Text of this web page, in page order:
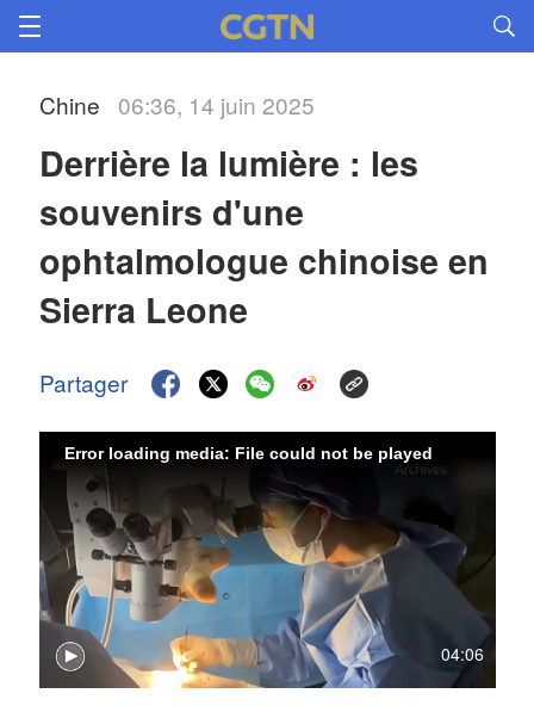
Chine 06:36, 14 juin 2025
Derrière la lumière : les
souvenirs d'une
ophtalmologue chinoise en
Sierra Leone
Partager
04:06
Error loading media: File could not be played